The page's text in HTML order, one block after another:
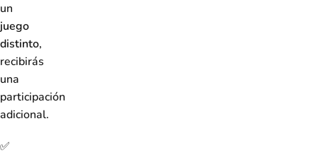
un
juego
distinto,
recibirás
una
participación
adicional.
✅